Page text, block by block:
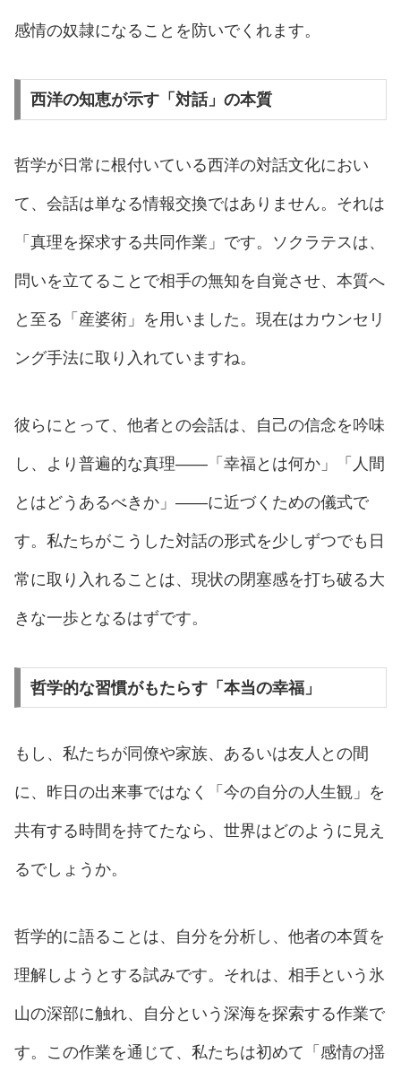
感情の奴隷になることを防いでくれます。
西洋の知恵が示す「対話」の本質
哲学が日常に根付いている西洋の対話文化におい
て、会話は単なる情報交換ではありません。それは
「真理を探求する共同作業」です。ソクラテスは、
問いを立てることで相手の無知を自覚させ、本質へ
と至る「産婆術」を用いました。現在はカウンセリ
ング手法に取り入れていますね。
彼らにとって、他者との会話は、自己の信念を吟味
し、より普遍的な真理——「幸福とは何か」「人間
とはどうあるべきか」——に近づくための儀式で
す。私たちがこうした対話の形式を少しずつでも日
常に取り入れることは、現状の閉塞感を打ち破る大
きな一歩となるはずです。
哲学的な習慣がもたらす「本当の幸福」
もし、私たちが同僚や家族、あるいは友人との間
に、昨日の出来事ではなく「今の自分の人生観」を
共有する時間を持てたなら、世界はどのように見え
るでしょうか。
哲学的に語ることは、自分を分析し、他者の本質を
理解しようとする試みです。それは、相手という氷
山の深部に触れ、自分という深海を探索する作業で
す。この作業を通じて、私たちは初めて「感情の揺